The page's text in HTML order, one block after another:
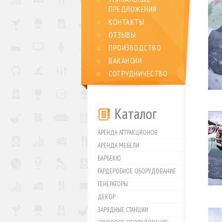
ПРЕДЛОЖЕНИЯ
КОНТАКТЫ
ОТЗЫВЫ
ПРОИЗВОДСТВО
ВАКАНСИИ
СОТРУДНИЧЕСТВО
Каталог
АРЕНДА АТТРАКЦИОНОВ
АРЕНДА МЕБЕЛИ
БАРБЕКЮ
ГАРДЕРОБНОЕ ОБОРУДОВАНИЕ
ГЕНЕРАТОРЫ
ДЕКОР
ЗАРЯДНЫЕ СТАНЦИИ